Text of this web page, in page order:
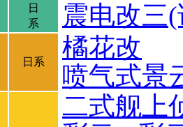
日
系
震电改三
日系
橘花改
喷气式景
二式舰上